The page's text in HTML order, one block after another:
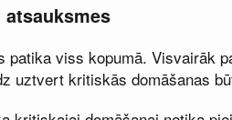
patika viss kopumā. Visvairāk
uztvert kritiskās domāšanas